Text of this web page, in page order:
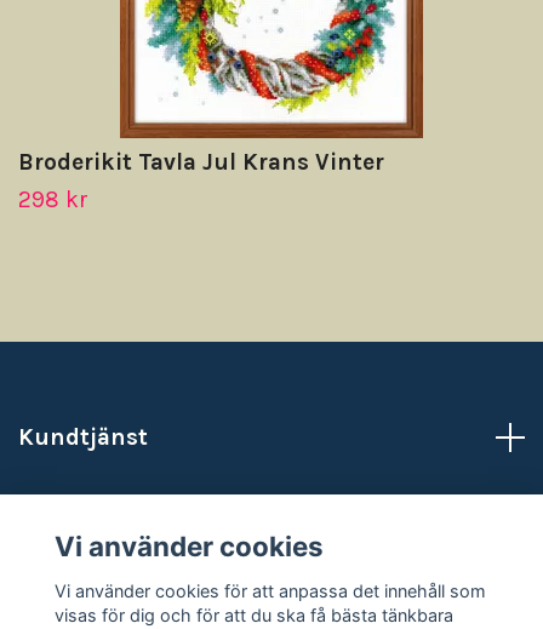
Broderikit Tavla Jul Krans Vinter
298 kr
Kundtjänst
Sociala medier
Vi använder cookies
Vi använder cookies för att anpassa det innehåll som
visas för dig och för att du ska få bästa tänkbara